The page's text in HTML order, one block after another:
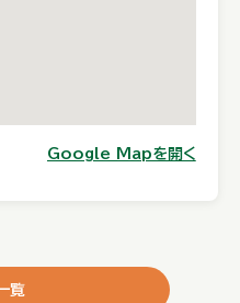
Google Mapを開く
覧